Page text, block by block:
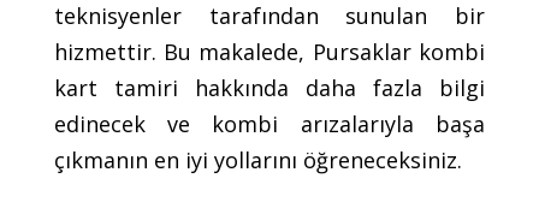
teknisyenler tarafından sunulan bir
hizmettir. Bu makalede, Pursaklar kombi
kart tamiri hakkında daha fazla bilgi
edinecek ve kombi arızalarıyla başa
çıkmanın en iyi yollarını öğreneceksiniz.